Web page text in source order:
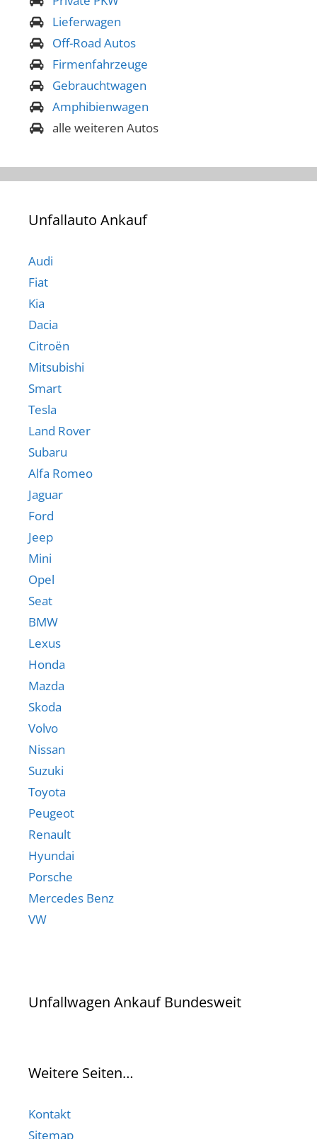
Lieferwagen
Off-Road Autos
Firmenfahrzeuge
Gebrauchtwagen
Amphibienwagen
alle weiteren Autos
Unfallauto Ankauf
Audi
Fiat
Kia
Dacia
Citroën
Mitsubishi
Smart
Tesla
Land Rover
Subaru
Alfa Romeo
Jaguar
Ford
Jeep
Mini
Opel
Seat
BMW
Lexus
Honda
Mazda
Skoda
Volvo
Nissan
Suzuki
Toyota
Peugeot
Renault
Hyundai
Porsche
Mercedes Benz
VW
Unfallwagen Ankauf Bundesweit
Weitere Seiten…
Kontakt
Sitemap